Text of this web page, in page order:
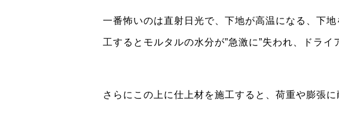
一番怖いのは直射日光で、下地が高温になる、下
工するとモルタルの水分が”急激に”失われ、ドラ
さらにこの上に仕上材を施工すると、荷重や膨張